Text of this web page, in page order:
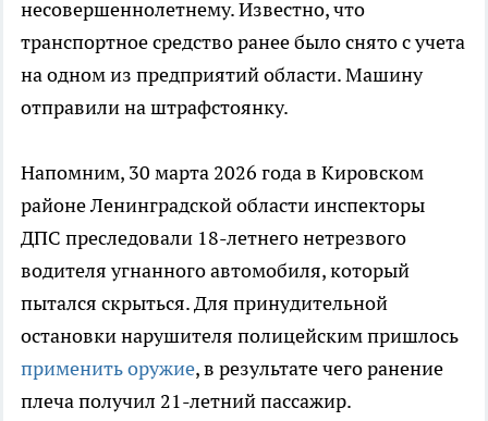
несовершеннолетнему. Известно, что
транспортное средство ранее было снято с учета
на одном из предприятий области. Машину
отправили на штрафстоянку.
Напомним, 30 марта 2026 года в Кировском
районе Ленинградской области инспекторы
ДПС преследовали 18-летнего нетрезвого
водителя угнанного автомобиля, который
пытался скрыться. Для принудительной
остановки нарушителя полицейским пришлось
применить оружие, в результате чего ранение
плеча получил 21-летний пассажир.